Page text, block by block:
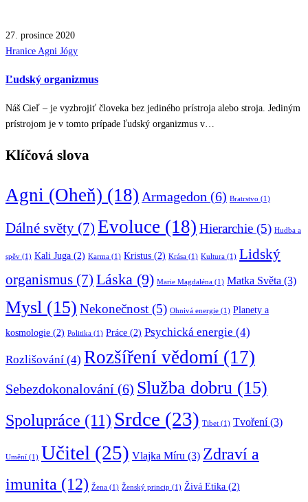
27. prosince 2020
Posted
Hranice Agni Jógy
Ľudský organizmus
Náš Cieľ – je vyzbrojiť človeka bez jediného prístroja alebo stroja. Jediným
prístrojom je v tomto prípade ľudský organizmus v…
Klíčová slova
Agni (Oheň) (18) Armagedon (6) Bratrstvo (1)
Dálné světy (7) Evoluce (18) Hierarchie (5) Hudba a
spěv (1) Kali Juga (2) Karma (1) Kristus (2) Krása (1) Kultura (1) Lidský
organismus (7) Láska (9) Marie Magdaléna (1) Matka Světa (3)
Mysl (15) Nekonečnost (5) Ohnivá energie (1) Planety a
kosmologie (2) Politika (1) Práce (2) Psychická energie (4)
Rozlišování (4) Rozšíření vědomí (17)
Sebezdokonalování (6) Služba dobru (15)
Spolupráce (11) Srdce (23) Tibet (1) Tvoření(3)
Umění (1) Učitel (25) Vlajka Míru (3) Zdraví a
imunita (12) Žena (1) Ženský princip (1) Živá Etika (2)